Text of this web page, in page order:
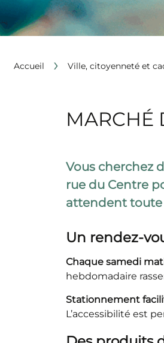
Accueil › Ville, citoyenneté et
MARCHÉ
Vous cherchez
rue du Centre
attendent toute
Un rendez-
Chaque samedi
hebdomadaire
Stationnement
L’accessibilité est